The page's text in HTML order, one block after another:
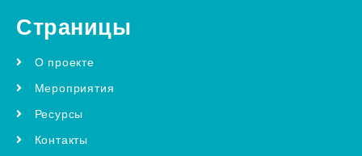
Страницы
О проекте
Мероприятия
Ресурсы
Контакты